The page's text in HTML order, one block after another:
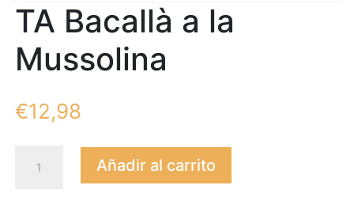
TA Bacallà a la
Mussolina
€12,98
Bacallà
Añadir al carrito